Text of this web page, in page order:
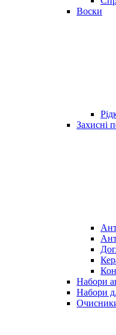
Воски
Захисні
Набори
Набори